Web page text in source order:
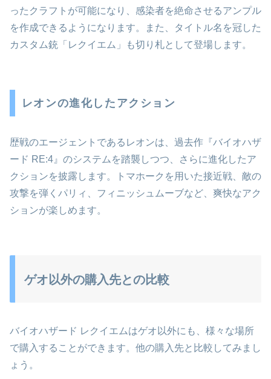
ったクラフトが可能になり、感染者を絶命させるアンプル
を作成できるようになります。また、タイトル名を冠した
カスタム銃「レクイエム」も切り札として登場します。
レオンの進化したアクション
歴戦のエージェントであるレオンは、過去作『バイオハザ
ード RE:4』のシステムを踏襲しつつ、さらに進化したア
クションを披露します。トマホークを用いた接近戦、敵の
攻撃を弾くパリィ、フィニッシュムーブなど、爽快なアク
ションが楽しめます。
ゲオ以外の購入先との比較
バイオハザード レクイエムはゲオ以外にも、様々な場所
で購入することができます。他の購入先と比較してみまし
ょう。